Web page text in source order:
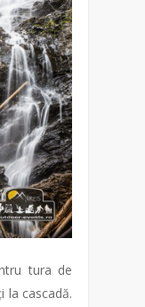
tura de
la cascadă.